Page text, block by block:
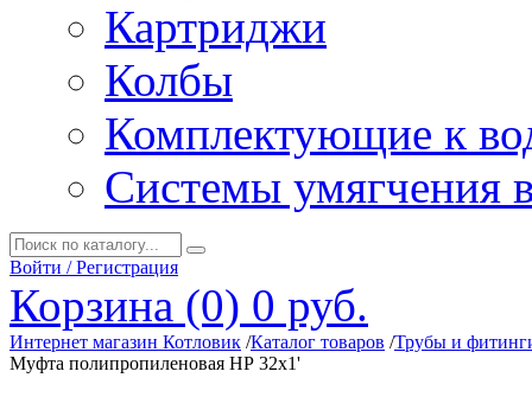
Картриджи
Колбы
Комплектующие к
Системы умягчения
Войти / Регистрация
Корзина (0) 0 руб.
Интернет магазин Котловик /Каталог товаров /Трубы и
Муфта полипропиленовая НР 32х1'